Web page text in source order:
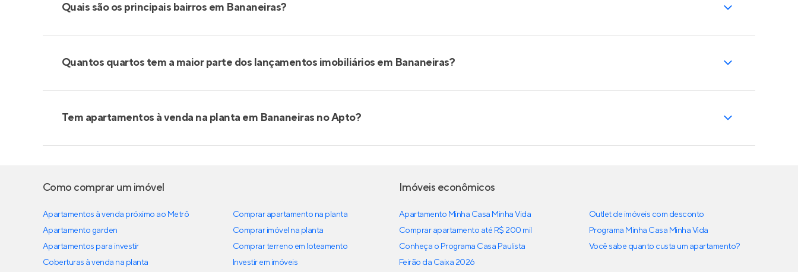
Quais são os principais bairros em Bananeiras?
Quantos quartos tem a maior parte dos lançamentos imobiliários em Bananeiras?
Tem apartamentos à venda na planta em Bananeiras no Apto?
Como comprar um imóvel
Apartamentos à venda próximo ao Metrô
Apartamento garden
Apartamentos para investir
Coberturas à venda na planta
Comprar apartamento na planta
Comprar imóvel na planta
Comprar terreno em loteamento
Investir em imóveis
Imóveis econômicos
Apartamento Minha Casa Minha Vida
Comprar apartamento até R$ 200 mil
Conheça o Programa Casa Paulista
Feirão da Caixa 2026
Outlet de imóveis com desconto
Programa Minha Casa Minha Vida
Você sabe quanto custa um apartamento?